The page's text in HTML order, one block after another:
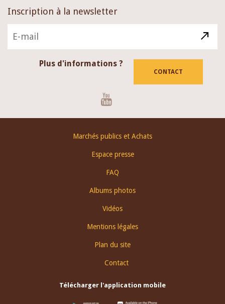
Inscription à la newsletter
Plus d'informations ?
CONTACT
Marchés publics et Achats
Espace presse
FAQ
Albums photos
Vidéos
Mentions légales
Plan du site
Contact
Télécharger l'application mobile